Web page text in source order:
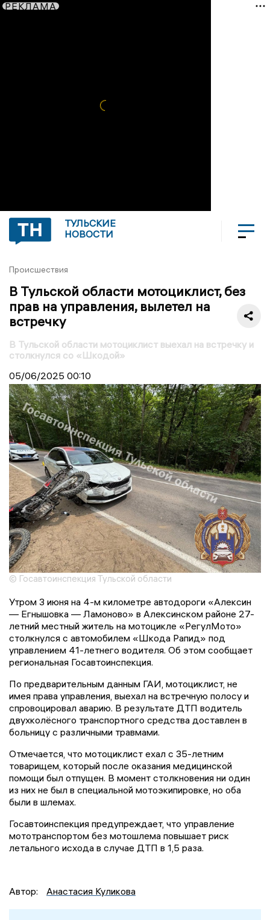
РЕКЛАМА
ТУЛЬСКИЕ
НОВОСТИ
Происшествия
В Тульской области мотоциклист, без
прав на управления, вылетел на
встречку
В Тульской области мотоциклист выехал на встречку и
столкнулся со «Шкодой»
05/06/2025 00:10
© Госавтоинспекция Тульской области
Утром 3 июня на 4-м километре автодороги «Алексин
— Егнышовка — Ламоново» в Алексинском районе 27-
летний местный житель на мотоцикле «РегулМото»
столкнулся с автомобилем «Шкода Рапид» под
управлением 41-летнего водителя. Об этом сообщает
региональная Госавтоинспекция.
По предварительным данным ГАИ, мотоциклист, не
имея права управления, выехал на встречную полосу и
спровоцировал аварию. В результате ДТП водитель
двухколёсного транспортного средства доставлен в
больницу с различными травмами.
Отмечается, что мотоциклист ехал с 35-летним
товарищем, который после оказания медицинской
помощи был отпущен. В момент столкновения ни один
из них не был в специальной мотоэкипировке, но оба
были в шлемах.
Госавтоинспекция предупреждает, что управление
мототранспортом без мотошлема повышает риск
летального исхода в случае ДТП в 1,5 раза.
Автор: Анастасия Куликова